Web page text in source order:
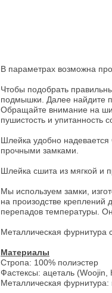
В параметрах возможна
Чтобы подобрать
подмышки. Далее найдите
Обращайте внимание на
пушистость и упитанность
Шлейка удобно надевается
прочными замками.
Шлейка сшита из мягкой и
Мы используем замки,
на произодстве креплений
перепадов температуры.
Металлическая фурнитура
Материалы
Стропа: 100% полиэстер
Фастексы: ацеталь (Woojin,
Металлическая